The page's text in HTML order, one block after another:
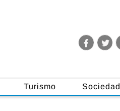
Turismo Sociedad